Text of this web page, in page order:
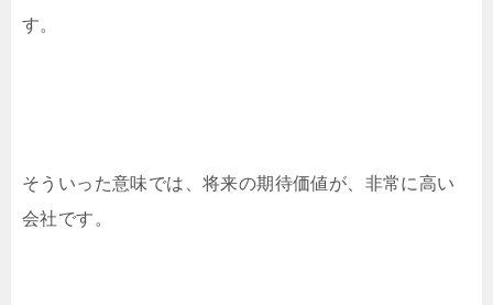
す。
そういった意味では、将来の期待価値が、非常に高い
会社です。